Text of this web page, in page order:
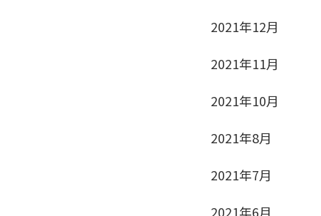
2021年12月
2021年11月
2021年10月
2021年8月
2021年7月
2021年6月